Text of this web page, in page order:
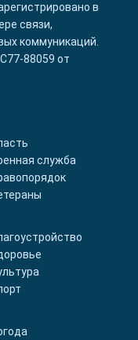
в
связи,
коммуникаций.
88059 от
служба